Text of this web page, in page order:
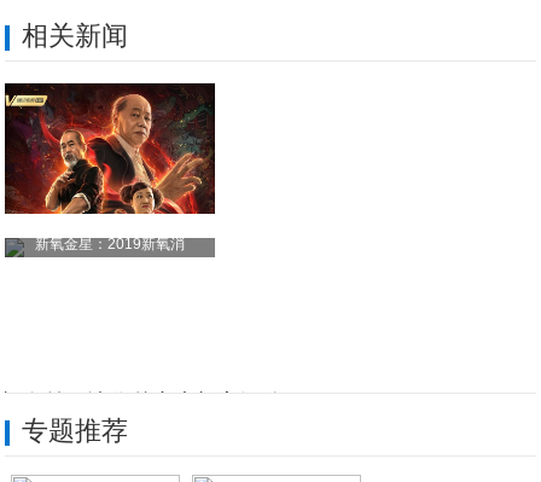
相关新闻
新氧金星：2019新氧消
“九阳神功”、“化骨绵掌”…… 在济南这
专题推荐